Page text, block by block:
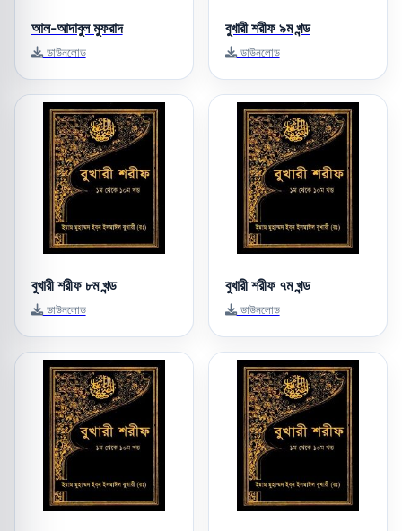
আল-আদাবুল মুফরাদ
ডাউনলোড
বুখারী শরীফ ৯ম খন্ড
ডাউনলোড
বুখারী শরীফ ৮ম খন্ড
ডাউনলোড
বুখারী শরীফ ৭ম খন্ড
ডাউনলোড